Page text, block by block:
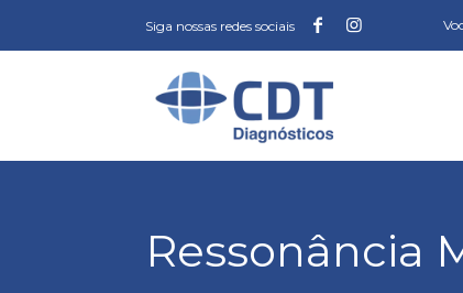
Siga nossas redes sociais
Ressonância